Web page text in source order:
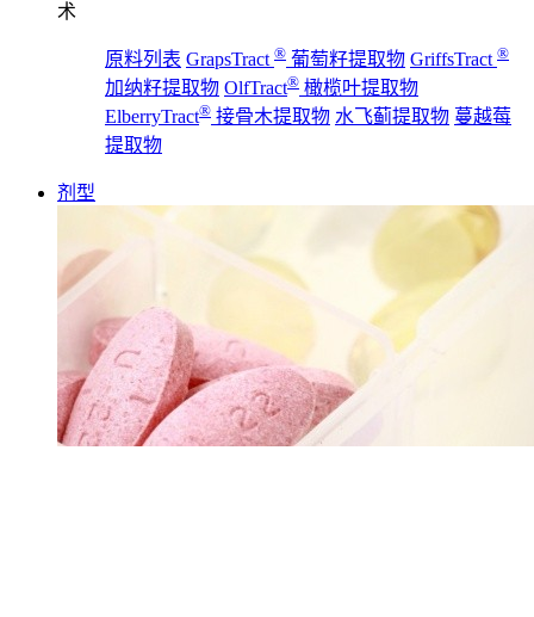
术
原料列表 GrapsTract ® 葡萄籽提取物 GriffsTract ®
加纳籽提取物 OlfTract® 橄榄叶提取物
ElberryTract® 接骨木提取物 水飞蓟提取物 蔓越莓
提取物
剂型